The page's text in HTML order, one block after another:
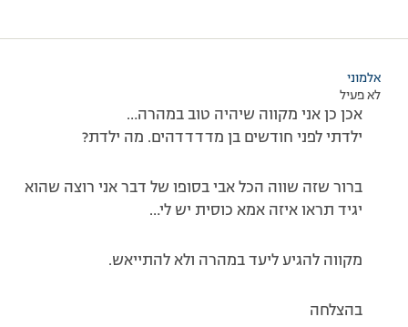
אלמוני
לא פעיל
אכן כן אני מקווה שיהיה טוב במהרה…
ילדתי לפני חודשים בן מדדדדהים. מה ילדת?
ברור שזה שווה הכל אבי בסופו של דבר אני רוצה שהוא
יגיד תראו איזה אמא כוסית יש לי…
מקווה להגיע ליעד במהרה ולא להתייאש.
בהצלחה